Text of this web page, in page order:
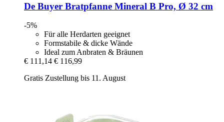
De Buyer Bratpfanne Mineral B Pro, Ø 32 cm
-5%
Für alle Herdarten geeignet
Formstabile & dicke Wände
Ideal zum Anbraten & Bräunen
€ 111,14 € 116,99
Gratis Zustellung bis 11. August